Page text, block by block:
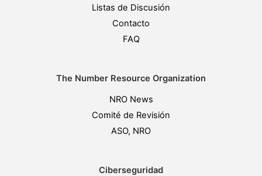
Listas de Discusión
Contacto
FAQ
The Number Resource Organization
NRO News
Comité de Revisión
ASO, NRO
Ciberseguridad